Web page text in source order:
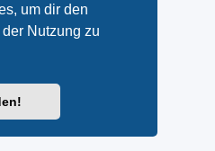
um dir den
Nutzung zu